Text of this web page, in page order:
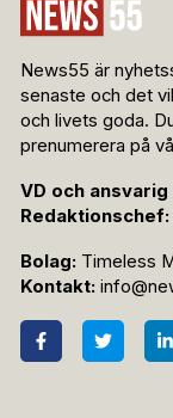
News55 är
senaste och det
och livets goda.
prenumerera på
VD och
Redaktionschef:
Bolag: Timeless
Kontakt: